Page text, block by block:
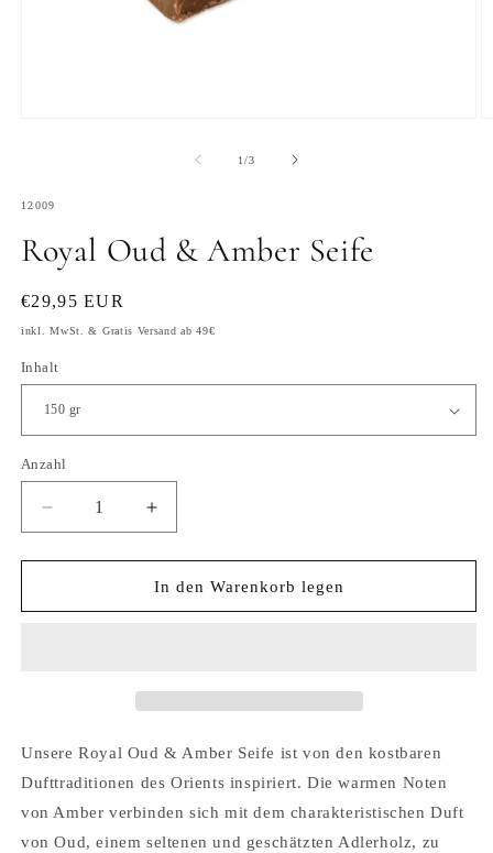
1/von
3
SKU:
12009
Royal Oud & Amber Seife
Normaler
Preis
€29,95 EUR
inkl. MwSt. & Gratis Versand ab 49€
Inhalt
Anzahl
Anzahl
Verringere
die
Menge
Royal
Erhöhe
die
Menge
für
Royal
In den Warenkorb legen
Unsere Royal Oud & Amber Seife ist von den kostbaren
Dufttraditionen des Orients inspiriert. Die warmen Noten
von Amber verbinden sich mit dem charakteristischen Duft
von Oud, einem seltenen und geschätzten Adlerholz, zu